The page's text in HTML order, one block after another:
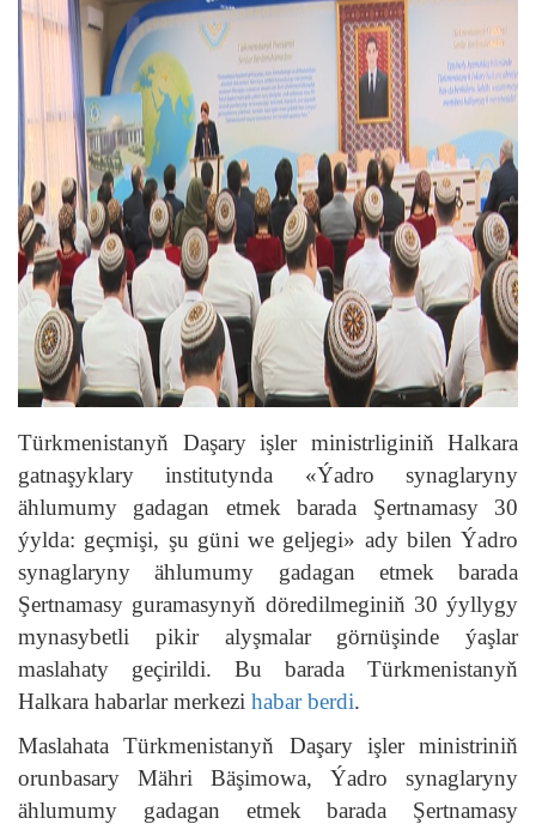
Türkmenistanyň Daşary işler ministrliginiň Halkara
gatnaşyklary institutynda «Ýadro synaglaryny
ählumumy gadagan etmek barada Şertnamasy 30
ýylda: geçmişi, şu güni we geljegi» ady bilen Ýadro
synaglaryny ählumumy gadagan etmek barada
Şertnamasy guramasynyň döredilmeginiň 30 ýyllygy
mynasybetli pikir alyşmalar görnüşinde ýaşlar
maslahaty geçirildi. Bu barada Türkmenistanyň
Halkara habarlar merkezi habar berdi.
Maslahata Türkmenistanyň Daşary işler ministriniň
orunbasary Mähri Bäşimowa, Ýadro synaglaryny
ählumumy gadagan etmek barada Şertnamasy